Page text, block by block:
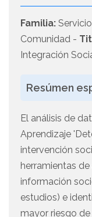
Familia:
Comunidad -
Integración
Resúmen
El análisis de
Aprendizaje
intervención
herramientas
información
estudios) e
mayor riesgo